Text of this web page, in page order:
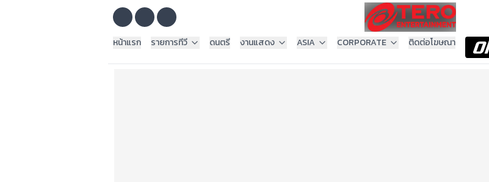
หน้าแรก
รายการทีวี ดนตรี งานแสดง ASIA CORPORATE ติดต่อโฆษณา